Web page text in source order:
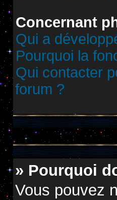
Concernant
Qui a
Pourquoi la
Qui contacter
forum ?
» Pourquoi
Vous pouvez